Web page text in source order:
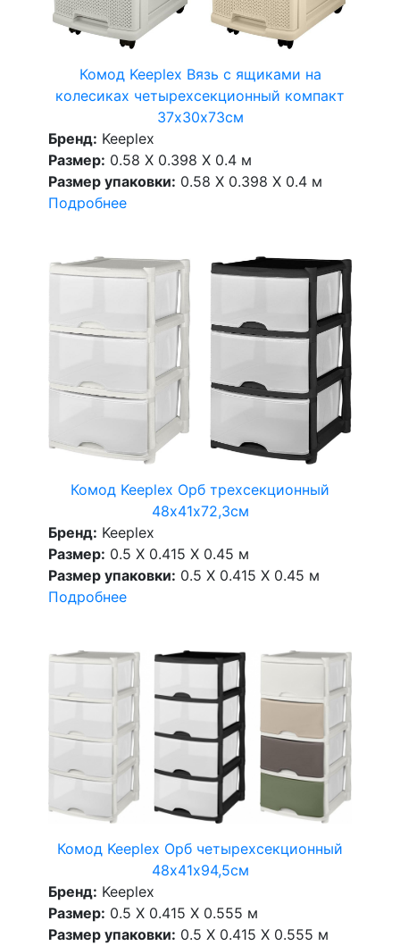
Комод Keeplex Вязь с ящиками на
колесиках четырехсекционный компакт
37х30х73см
Бренд: Keeplex
Размер: 0.58 X 0.398 X 0.4 м
Размер упаковки: 0.58 X 0.398 X 0.4 м
Подробнее
Комод Keeplex Орб трехсекционный
48х41х72,3см
Бренд: Keeplex
Размер: 0.5 X 0.415 X 0.45 м
Размер упаковки: 0.5 X 0.415 X 0.45 м
Подробнее
Комод Keeplex Орб четырехсекционный
48х41х94,5см
Бренд: Keeplex
Размер: 0.5 X 0.415 X 0.555 м
Размер упаковки: 0.5 X 0.415 X 0.555 м